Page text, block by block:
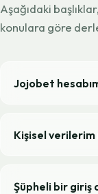
Aşağıdaki
konulara göre
Jojobet
Kişisel verilerim
Şüpheli bir giriş